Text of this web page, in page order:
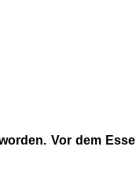
Vor dem